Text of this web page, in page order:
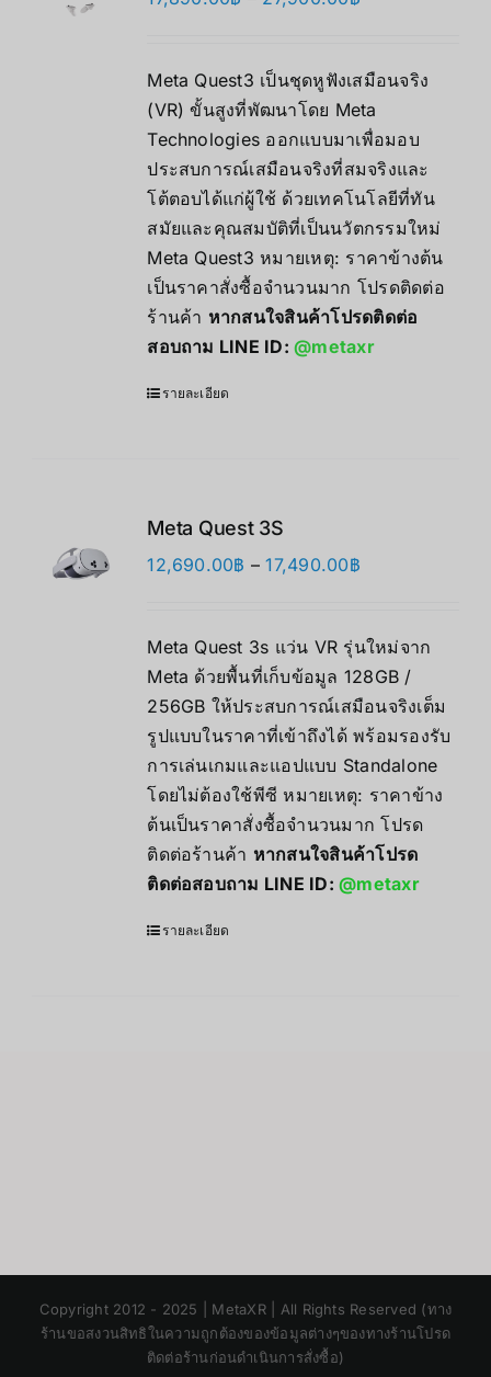
through
27,900.00฿
Meta Quest3 เป็นชุดหูฟังเสมือนจริง
(VR) ขั้นสูงที่พัฒนาโดย Meta
Technologies ออกแบบมาเพื่อมอบ
ประสบการณ์เสมือนจริงที่สมจริงและ
โต้ตอบได้แก่ผู้ใช้ ด้วยเทคโนโลยีที่ทัน
สมัยและคุณสมบัติที่เป็นนวัตกรรมใหม่
Meta Quest3 หมายเหตุ: ราคาข้างต้น
เป็นราคาสั่งซื้อจำนวนมาก โปรดติดต่อ
ร้านค้า หากสนใจสินค้าโปรดติดต่อ
สอบถาม LINE ID:@metaxr
รายละเอียด
Meta Quest 3S
12,690.00฿ – 17,490.00฿Price
through
17,490.00฿
Meta Quest 3s แว่น VR รุ่นใหม่จาก
Meta ด้วยพื้นที่เก็บข้อมูล 128GB /
256GB ให้ประสบการณ์เสมือนจริงเต็ม
รูปแบบในราคาที่เข้าถึงได้ พร้อมรองรับ
การเล่นเกมและแอปแบบ Standalone
โดยไม่ต้องใช้พีซี หมายเหตุ: ราคาข้าง
ต้นเป็นราคาสั่งซื้อจำนวนมาก โปรด
ติดต่อร้านค้า หากสนใจสินค้าโปรด
ติดต่อสอบถาม LINE ID:@metaxr
รายละเอียด
Copyright 2012 - 2025 | MetaXR | All Rights Reserved (ทาง
ร้านขอสงวนสิทธิในความถูกต้องของข้อมูลต่างๆของทางร้านโปรด
ติดต่อร้านก่อนดำเนินการสั่งซื้อ)Chinese